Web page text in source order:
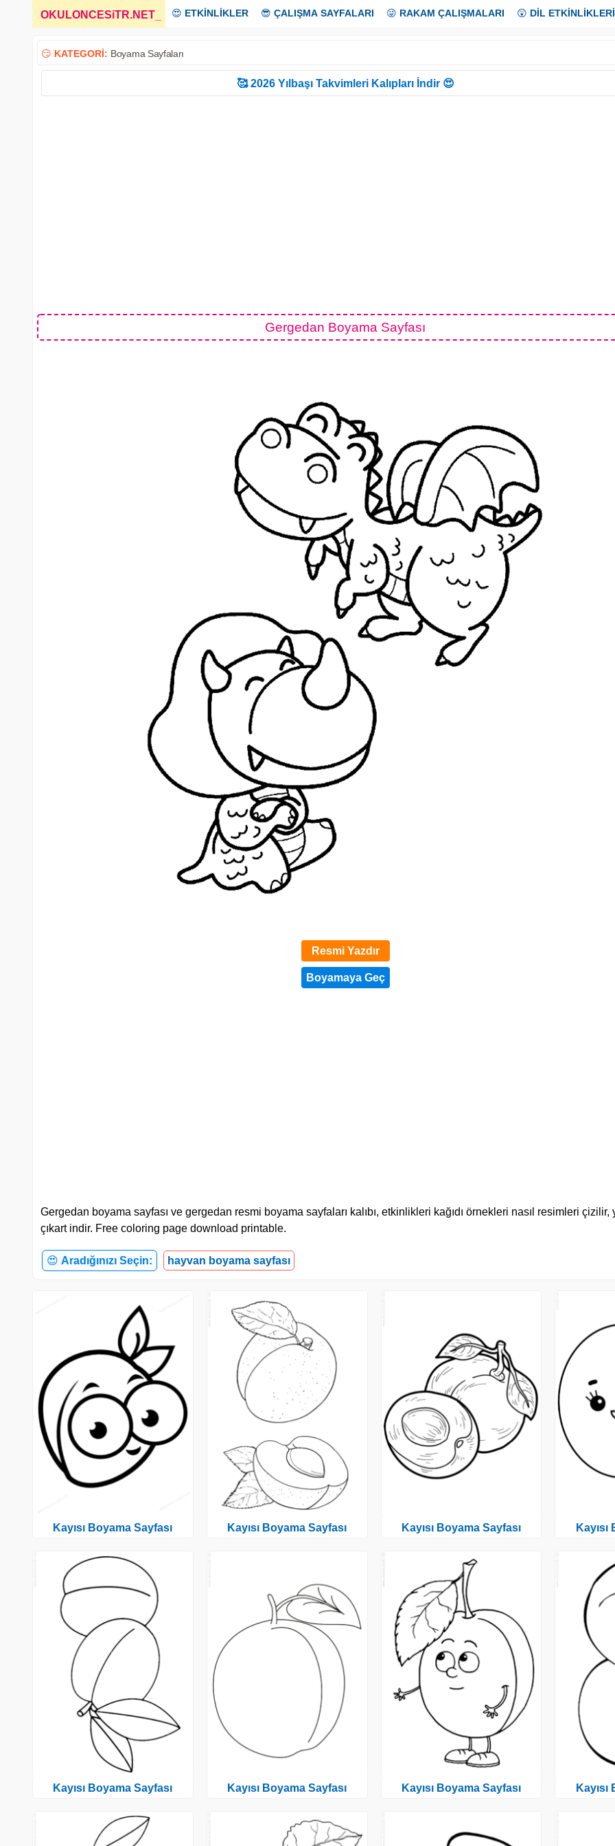
OKULONCESiTR.NET 😍 ETKİNLİKLER 😎 ÇALIŞMA SAYFALARI 😜 RAKAM ÇALIŞMALARI 😲 DİL ETKİNLİKLERİ
😏 KATEGORİ: Boyama Sayfaları
🥰 2026 Yılbaşı Takvimleri Kalıpları İndir 😍
Gergedan Boyama Sayfası
Resmi Yazdır
Gergedan boyama sayfası ve gergedan resmi boyama sayfaları kalıbı, etkinlikleri kağıdı örnekleri nasıl resimleri çizilir,
çıkart indir. Free coloring page download printable.
😍 Aradığınızı Seçin: hayvan boyama sayfası
Kayısı Boyama Sayfası
Kayısı Boyama Sayfası
Kayısı Boyama Sayfası
Kayısı Boyama Sayfası
Kayısı Boyama Sayfası
Kayısı Boyama Sayfası